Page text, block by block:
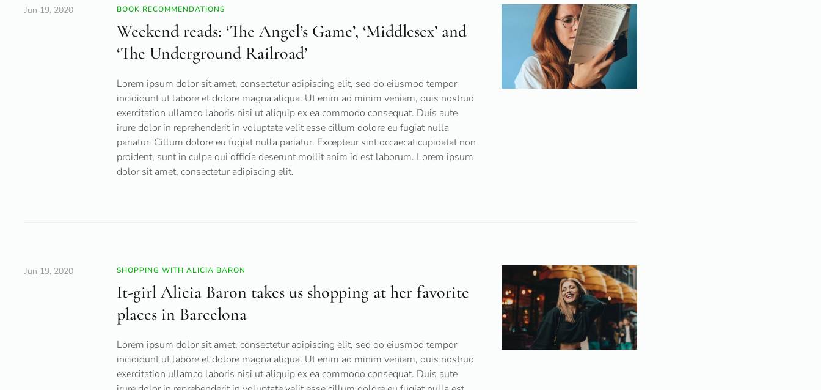
Jun 19, 2020 BOOK RECOMMENDATIONS
Weekend reads: ‘The Angel’s Game’, ‘Middlesex’ and
‘The Underground Railroad’
Lorem ipsum dolor sit amet, consectetur adipiscing elit, sed do eiusmod tempor
incididunt ut labore et dolore magna aliqua. Ut enim ad minim veniam, quis nostrud
exercitation ullamco laboris nisi ut aliquip ex ea commodo consequat. Duis aute
irure dolor in reprehenderit in voluptate velit esse cillum dolore eu fugiat nulla
pariatur. Cillum dolore eu fugiat nulla pariatur. Excepteur sint occaecat cupidatat non
proident, sunt in culpa qui officia deserunt mollit anim id est laborum. Lorem ipsum
dolor sit amet, consectetur adipiscing elit.
Jun 19, 2020 SHOPPING WITH ALICIA BARON
It-girl Alicia Baron takes us shopping at her favorite
places in Barcelona
Lorem ipsum dolor sit amet, consectetur adipiscing elit, sed do eiusmod tempor
incididunt ut labore et dolore magna aliqua. Ut enim ad minim veniam, quis nostrud
exercitation ullamco laboris nisi ut aliquip ex ea commodo consequat. Duis aute